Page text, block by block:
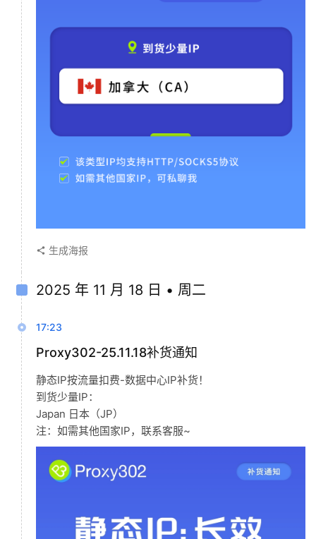
生成海报
2025 年 11 月 18 日 • 周二
17:23
Proxy302-25.11.18补货通知
静态IP按流量扣费-数据中心IP补货！
到货少量IP：
Japan 日本（JP）
注：如需其他国家IP，联系客服~